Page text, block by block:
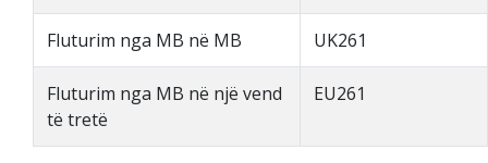
Fluturim nga MB në MB UK261
Fluturim nga MB në një vend
të tretë
EU261